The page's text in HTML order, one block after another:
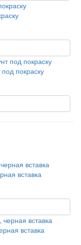
покраску
вставка
вставка